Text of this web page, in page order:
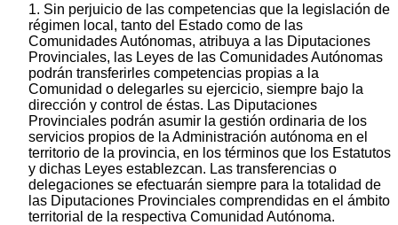
1. Sin perjuicio de las competencias que la legislación de
régimen local, tanto del Estado como de las
Comunidades Autónomas, atribuya a las Diputaciones
Provinciales, las Leyes de las Comunidades Autónomas
podrán transferirles competencias propias a la
Comunidad o delegarles su ejercicio, siempre bajo la
dirección y control de éstas. Las Diputaciones
Provinciales podrán asumir la gestión ordinaria de los
servicios propios de la Administración autónoma en el
territorio de la provincia, en los términos que los Estatutos
y dichas Leyes establezcan. Las transferencias o
delegaciones se efectuarán siempre para la totalidad de
las Diputaciones Provinciales comprendidas en el ámbito
territorial de la respectiva Comunidad Autónoma.